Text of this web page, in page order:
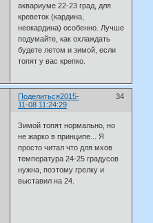
аквариуме 22-23 град, для
креветок (кардина,
неокардина) особенно. Лучше
подумайте, как охлаждать
будете летом и зимой, если
топят у вас крепко.
Поделиться 34
2015-
11-08 11:24:29
Зимой топят нормально, но
не жарко в принципе... Я
просто читал что для мхов
температура 24-25 градусов
нужна, поэтому грелку и
выставил на 24.